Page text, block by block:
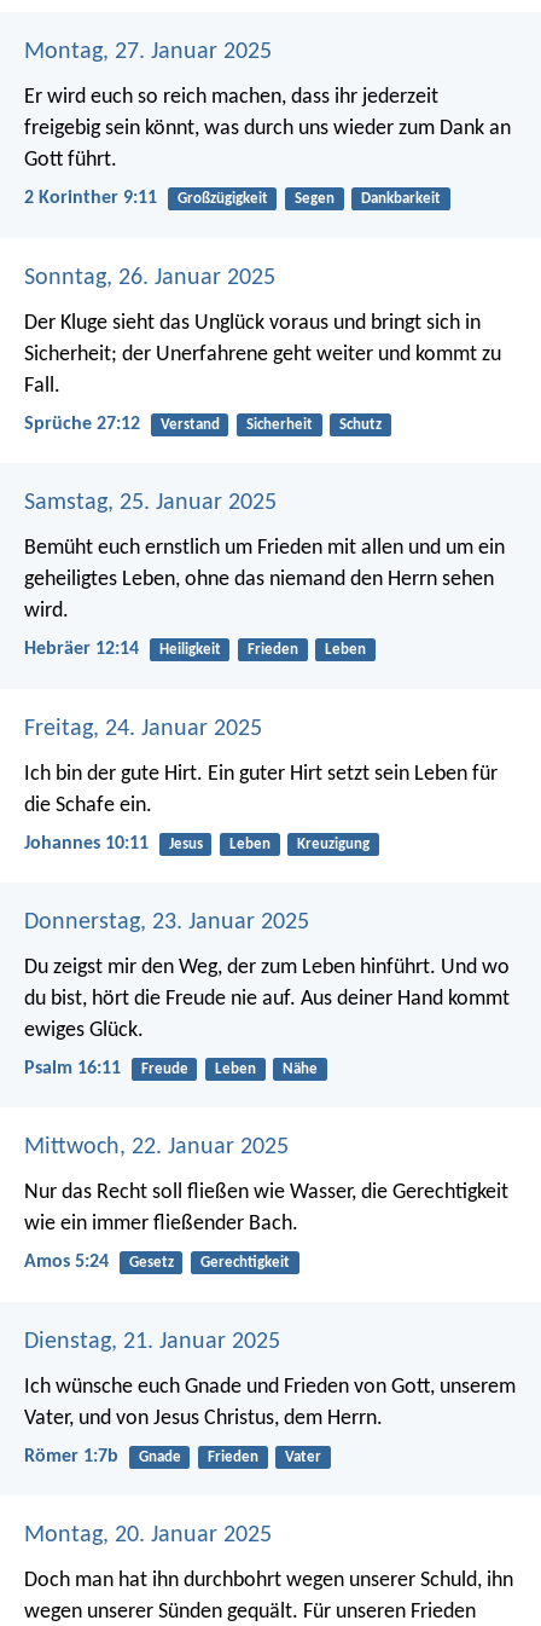
Montag, 27. Januar 2025
Er wird euch so reich machen, dass ihr jederzeit
freigebig sein könnt, was durch uns wieder zum Dank an
Gott führt.
2 Korinther 9:11 Großzügigkeit Segen Dankbarkeit
Sonntag, 26. Januar 2025
Der Kluge sieht das Unglück voraus und bringt sich in
Sicherheit; der Unerfahrene geht weiter und kommt zu
Fall.
Sprüche 27:12 Verstand Sicherheit Schutz
Samstag, 25. Januar 2025
Bemüht euch ernstlich um Frieden mit allen und um ein
geheiligtes Leben, ohne das niemand den Herrn sehen
wird.
Hebräer 12:14 Heiligkeit Frieden Leben
Freitag, 24. Januar 2025
Ich bin der gute Hirt. Ein guter Hirt setzt sein Leben für
die Schafe ein.
Johannes 10:11 Jesus Leben Kreuzigung
Donnerstag, 23. Januar 2025
Du zeigst mir den Weg, der zum Leben hinführt. Und wo
du bist, hört die Freude nie auf. Aus deiner Hand kommt
ewiges Glück.
Psalm 16:11 Freude Leben Nähe
Mittwoch, 22. Januar 2025
Nur das Recht soll fließen wie Wasser, die Gerechtigkeit
wie ein immer fließender Bach.
Amos 5:24 Gesetz Gerechtigkeit
Dienstag, 21. Januar 2025
Ich wünsche euch Gnade und Frieden von Gott, unserem
Vater, und von Jesus Christus, dem Herrn.
Römer 1:7b Gnade Frieden Vater
Montag, 20. Januar 2025
Doch man hat ihn durchbohrt wegen unserer Schuld, ihn
wegen unserer Sünden gequält. Für unseren Frieden